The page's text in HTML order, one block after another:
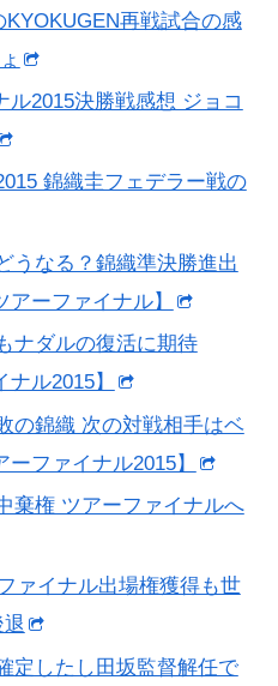
再戦試合の感
ル2015決勝戦感想 ジョコ
錦織圭フェデラー戦の
うなる？錦織準決勝進出
ーファイナル】
ナダルの復活に期待
ナル2015】
の錦織 次の対戦相手はベ
ファイナル2015】
棄権 ツアーファイナルへ
ァイナル出場権獲得も世
定したし田坂監督解任で